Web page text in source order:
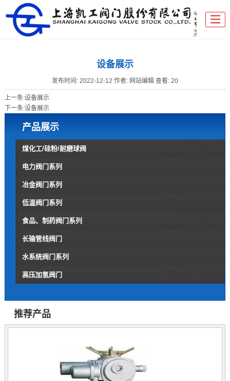
设备展示
发布时间: 2022-12-12 作者: 网站编辑 查看: 20
上一条:设备展示
下一条:设备展示
产品展示
煤化工/硅粉/耐磨球阀
电力阀门系列
冶金阀门系列
低温阀门系列
食品、制药阀门系列
长输管线阀门
水系统阀门系列
高压加氢阀门
推荐产品